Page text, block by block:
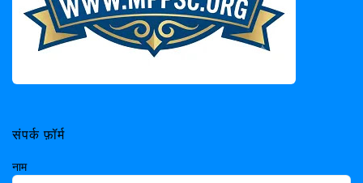
संपर्क फ़ॉर्म
नाम